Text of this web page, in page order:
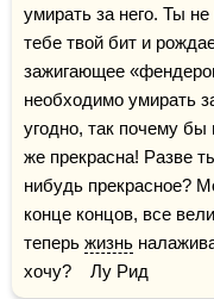
умирать за него. Ты
тебе твой бит и
зажигающее
необходимо умирать
угодно, так почему
же прекрасна! Разве
нибудь прекрасное?
конце концов, все
теперь жизнь
хочу?    Лу Рид